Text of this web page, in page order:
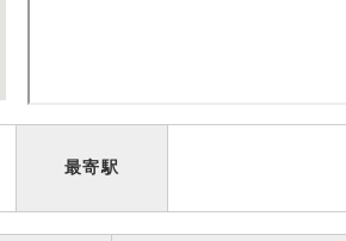
最寄駅